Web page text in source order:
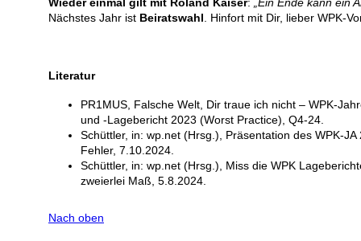
Nächstes Jahr ist Beiratswahl . Hinfort mit Dir, lieber WPK-
Literatur
PR1MUS, Falsche Welt, Dir traue ich nicht – WPK-
und -Lagebericht 2023 (Worst Practice), Q4-24.
Schüttler, in: wp.net (Hrsg.), Präsentation des WPK-JA
Fehler, 7.10.2024.
Schüttler, in: wp.net (Hrsg.), Miss die WPK
zweierlei Maß, 5.8.2024.
Nach oben